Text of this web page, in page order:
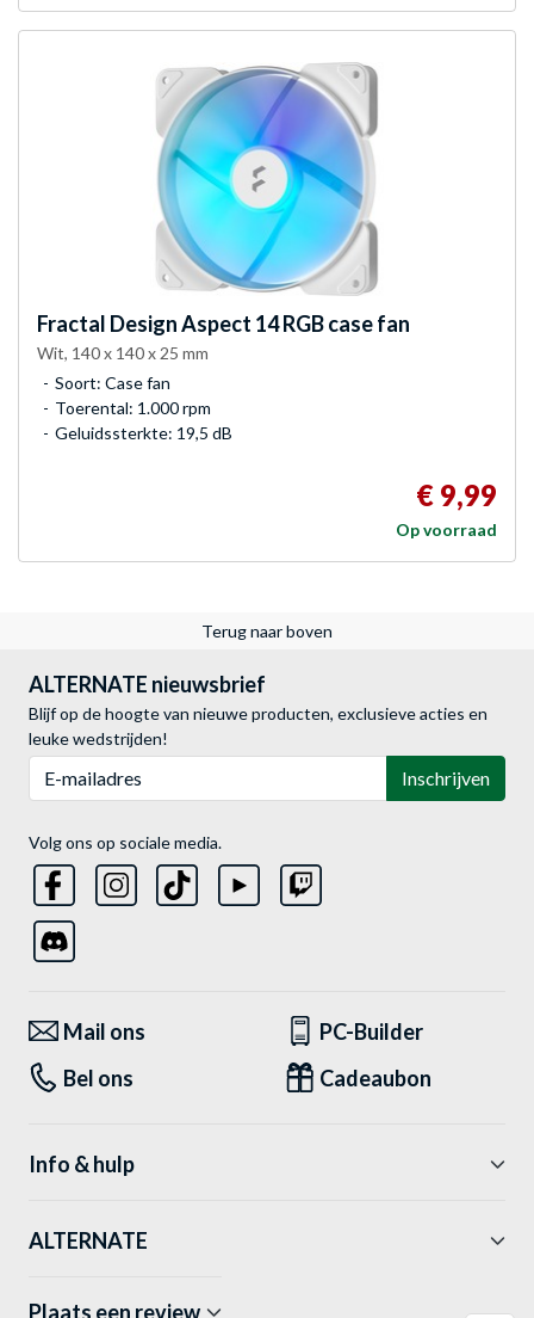
Fractal DesignAspect 14 RGB case fan
Wit, 140 x 140 x 25 mm
Soort: Case fan
Toerental: 1.000 rpm
Geluidssterkte: 19,5 dB
€ 9,99
Op voorraad
Terug naar boven
ALTERNATE nieuwsbrief
Blijf op de hoogte van nieuwe producten, exclusieve acties en
leuke wedstrijden!
Inschrijven
Volg ons op sociale media.
Mail ons
PC-Builder
Bel ons
Cadeaubon
Info & hulp
ALTERNATE
Plaats een review